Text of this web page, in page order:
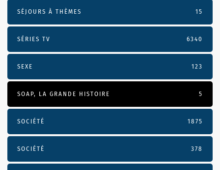
SÉJOURS À THÈMES 15
SÉRIES TV 6340
SEXE 123
SOAP, LA GRANDE HISTOIRE 5
SOCIÉTÉ 1875
SOCIÉTÉ 378